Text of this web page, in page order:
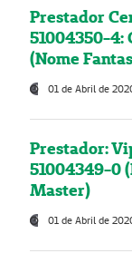
Prestador
51004350-4:
(Nome
01 de Abril de
Prestador:
51004349-0
Master)
01 de Abril de